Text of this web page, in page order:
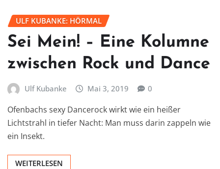
ULF KUBANKE: HÖRMAL
Sei Mein! – Eine Kolumne
zwischen Rock und Dance
Ulf Kubanke Mai 3, 2019 0
Ofenbachs sexy Dancerock wirkt wie ein heißer
Lichtstrahl in tiefer Nacht: Man muss darin zappeln wie
ein Insekt.
WEITERLESEN